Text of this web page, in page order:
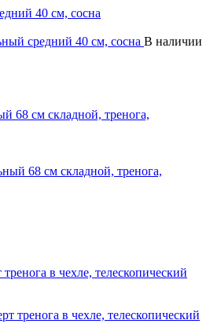
40 см, сосна
В наличии
68 см складной, тренога,
в чехле, телескопический